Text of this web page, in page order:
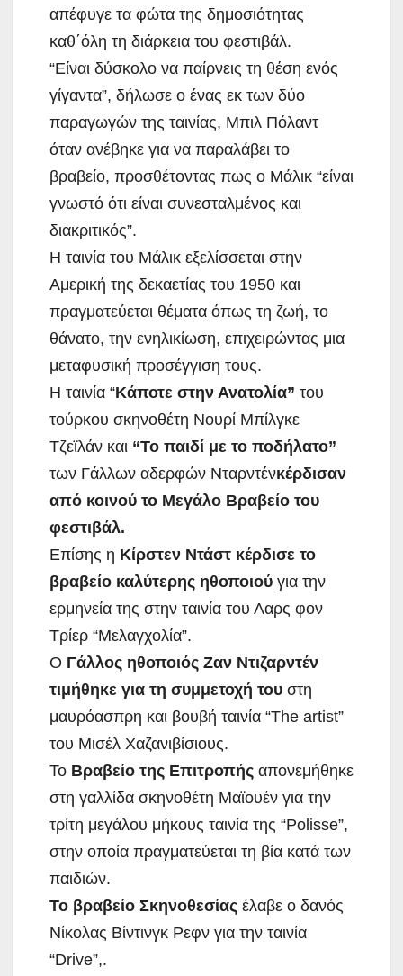
απέφυγε τα φώτα της δημοσιότητας
καθ΄όλη τη διάρκεια του φεστιβάλ.
“Είναι δύσκολο να παίρνεις τη θέση ενός
γίγαντα”, δήλωσε ο ένας εκ των δύο
παραγωγών της ταινίας, Μπιλ Πόλαντ
όταν ανέβηκε για να παραλάβει το
βραβείο, προσθέτοντας πως ο Μάλικ “είναι
γνωστό ότι είναι συνεσταλμένος και
διακριτικός”.
Η ταινία του Μάλικ εξελίσσεται στην
Αμερική της δεκαετίας του 1950 και
πραγματεύεται θέματα όπως τη ζωή, το
θάνατο, την ενηλικίωση, επιχειρώντας μια
μεταφυσική προσέγγιση τους.
Η ταινία “Κάποτε στην Ανατολία” του
τούρκου σκηνοθέτη Νουρί Μπίλγκε
Τζεϊλάν και “Το παιδί με το ποδήλατο”
των Γάλλων αδερφών Νταρντένκέρδισαν
από κοινού το Μεγάλο Βραβείο του
φεστιβάλ.
Επίσης η Κίρστεν Ντάστ κέρδισε το
βραβείο καλύτερης ηθοποιού για την
ερμηνεία της στην ταινία του Λαρς φον
Τρίερ “Μελαγχολία”.
Ο Γάλλος ηθοποιός Ζαν Ντιζαρντέν
τιμήθηκε για τη συμμετοχή του στη
μαυρόασπρη και βουβή ταινία “The artist”
του Μισέλ Χαζανιβίσιους.
Το Βραβείο της Επιτροπής απονεμήθηκε
στη γαλλίδα σκηνοθέτη Μαϊουέν για την
τρίτη μεγάλου μήκους ταινία της “Polisse”,
στην οποία πραγματεύεται τη βία κατά των
παιδιών.
Το βραβείο Σκηνοθεσίας έλαβε ο δανός
Νίκολας Βίντινγκ Ρεφν για την ταινία
“Drive”,.